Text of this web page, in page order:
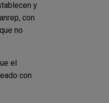
y
con
no
el
con